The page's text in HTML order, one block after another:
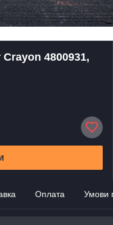
Crayon 4800931,
Оплата Умови